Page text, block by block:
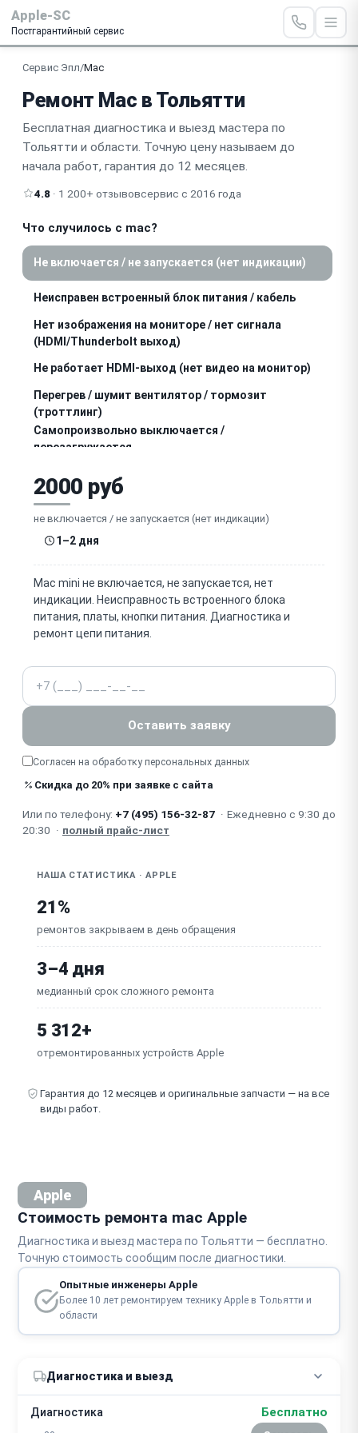
Apple-SC
Постгарантийный сервис
Сервис Эпл/Mac
Ремонт Mac в Тольятти
Бесплатная диагностика и выезд мастера по
Тольятти и области. Точную цену называем до
начала работ, гарантия до 12 месяцев.
4.8 · 1 200+ отзывовсервис с 2016 года
Что случилось с mac?
Не включается / не запускается (нет индикации)
Неисправен встроенный блок питания / кабель
Нет изображения на мониторе / нет сигнала
(HDMI/Thunderbolt выход)
Не работает HDMI-выход (нет видео на монитор)
Перегрев / шумит вентилятор / тормозит
(троттлинг)
Самопроизвольно выключается /
перезагружается
Не работают порты USB-C / Thunderbolt
Не работают порты USB-A
Не работает Ethernet (сетевой порт)
Не работает Wi-Fi / Bluetooth
Неисправен накопитель SSD / не определяется /
Не работает аудиоразъём (наушники/выход)
Шум / стук вентилятора (подшипник)
Залит жидкостью / окисление платы
Неисправна материнская плата (артефакты, не
2000 руб
не включается / не запускается (нет индикации)
1–2 дня
Mac mini не включается, не запускается, нет
индикации. Неисправность встроенного блока
питания, платы, кнопки питания. Диагностика и
ремонт цепи питания.
Телефон
Оставить заявку
Согласен на обработку персональных данных
Скидка до 20% при заявке с сайта
Или по телефону: +7 (495) 156-32-87 · Ежедневно с 9:30 до
20:30 · полный прайс-лист
НАША СТАТИСТИКА · APPLE
21%
ремонтов закрываем в день обращения
3–4 дня
медианный срок сложного ремонта
5 312+
отремонтированных устройств Apple
Гарантия до 12 месяцев и оригинальные запчасти — на все
виды работ.
Apple
Стоимость ремонта mac Apple
Диагностика и выезд мастера по Тольятти — бесплатно.
Точную стоимость сообщим после диагностики.
Опытные инженеры Apple
Более 10 лет ремонтируем технику Apple в Тольятти и
области
Диагностика и выезд
Диагностика Бесплатно